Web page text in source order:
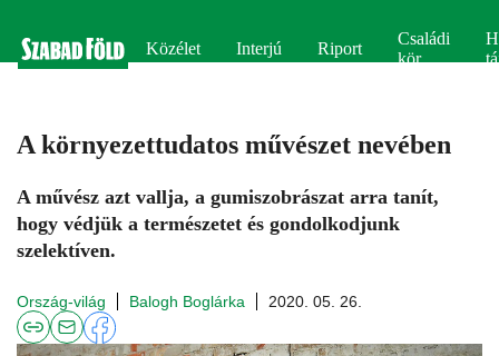
Közélet Interjú Riport
Családi
kör
A környezettudatos művészet nevében
A művész azt vallja, a gumiszobrászat arra tanít,
hogy védjük a természetet és gondolkodjunk
szelektíven.
Ország-világ Balogh Boglárka 2020. 05. 26.